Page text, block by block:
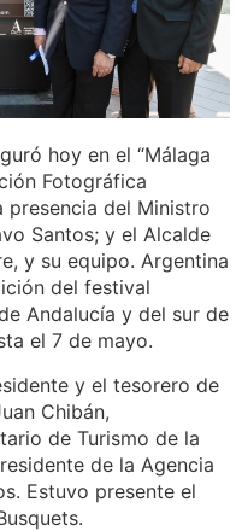
hoy en el “Málaga
Fotográfica
presencia del Ministro
Santos; y el Alcalde
y su equipo. Argentina
del festival
Andalucía y del sur de
el 7 de mayo.
y el tesorero de
Chibán,
de Turismo de la
de la Agencia
Estuvo presente el